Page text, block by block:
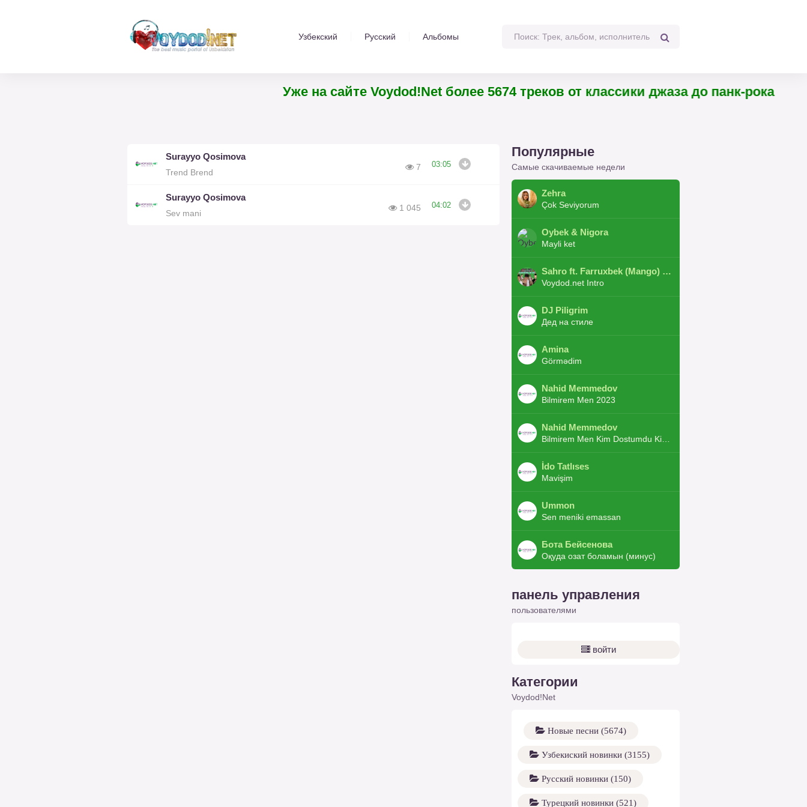
Узбекский Русский Альбомы
Уже на сайте Voydod!Net более 5674 треков от классики джаза до панк-рока
Surayyo Qosimova
Trend Brend
7 03:05
Surayyo Qosimova
Sev mani
1 045 04:02
Популярные
Самые скачиваемые недели
Zehra
Çok Seviyorum
Oybek & Nigora
Mayli ket
Sahro ft. Farruxbek (Mango) ft. Shaxboz ft. Navruz and Zarba ft. DJ.JoHa
Voydod.net Intro
DJ Piligrim
Дед на стиле
Amina
Görmədim
Nahid Memmedov
Bilmirem Men 2023
Nahid Memmedov
İdo Tatlıses
Mavişim
Ummon
Sen meniki emassan
Бота Бейсенова
Оқуда озат боламын (минус)
панель управления
пользователями
войти
Категории
Voydod!Net
Новые песни (5674)
Узбекиский новинки (3155)
Русский новинки (150)
Турецкий новинки (521)